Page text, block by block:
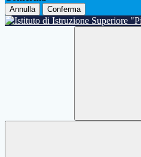
Annulla Conferma